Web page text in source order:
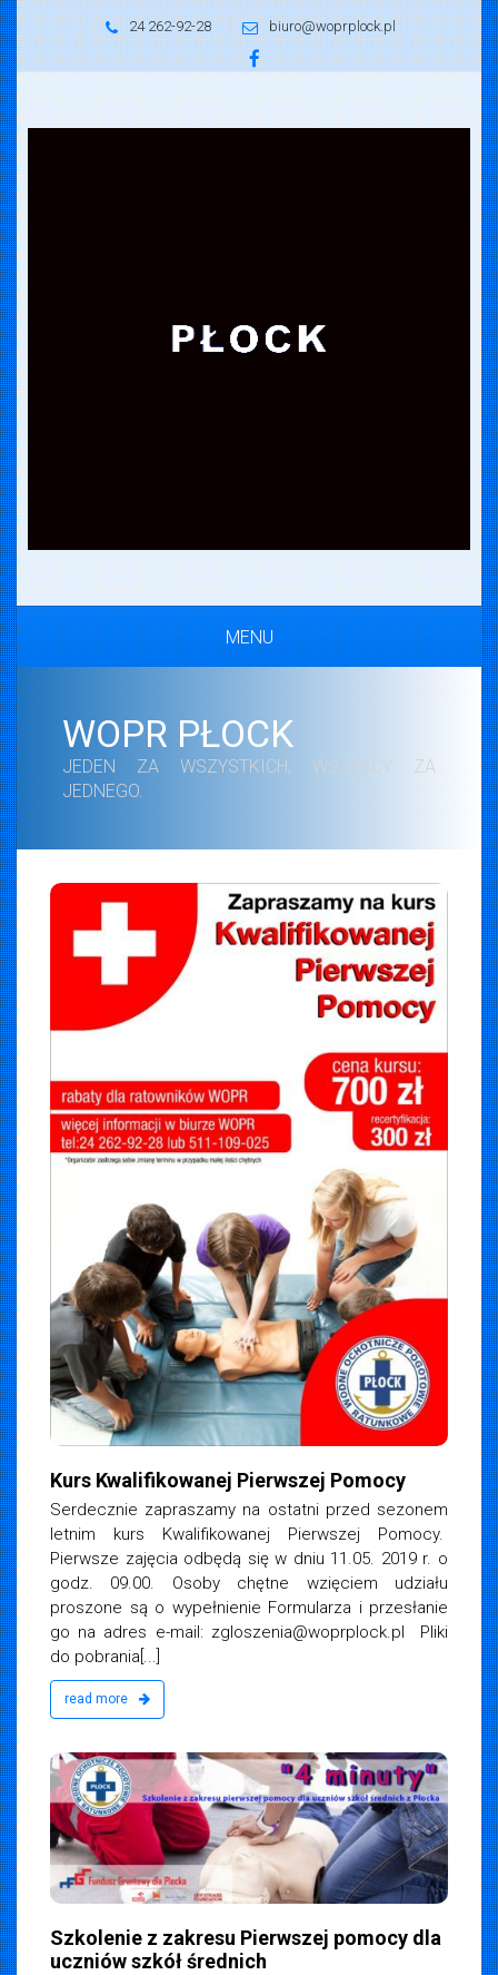
24 262-92-28 biuro@woprplock.pl
MENU
WOPR PŁOCK
JEDEN ZA WSZYSTKICH, WSZYSCY ZA
JEDNEGO.
Kurs Kwalifikowanej Pierwszej Pomocy
Serdecznie zapraszamy na ostatni przed sezonem
letnim kurs Kwalifikowanej Pierwszej Pomocy.
Pierwsze zajęcia odbędą się w dniu 11.05. 2019 r. o
godz. 09.00. Osoby chętne wzięciem udziału
proszone są o wypełnienie Formularza i przesłanie
go na adres e-mail: zgloszenia@woprplock.pl Pliki
do pobrania[...]
read more
Szkolenie z zakresu Pierwszej pomocy dla
uczniów szkół średnich